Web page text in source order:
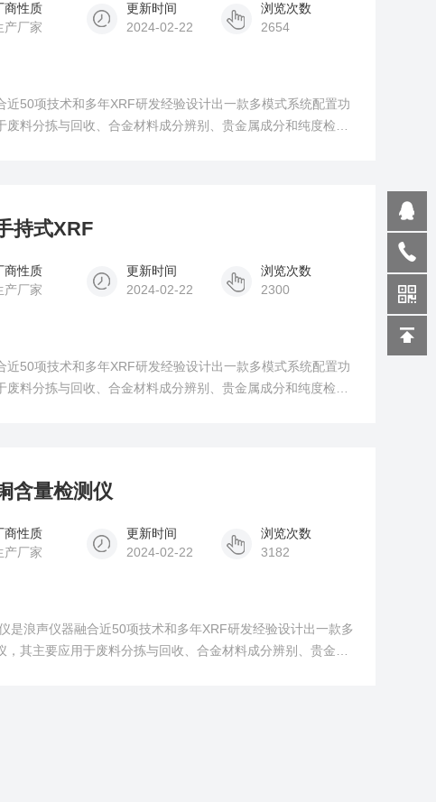
商性质
产厂家
更新时间
2024-02-22
浏览次数
2654
近50项技术和多年XRF研发经验设计出一款多模式系统配置功
废料分拣与回收、合金材料成分辨别、贵金属成分和纯度检
持式XRF
商性质
产厂家
更新时间
2024-02-22
浏览次数
2300
近50项技术和多年XRF研发经验设计出一款多模式系统配置功
废料分拣与回收、合金材料成分辨别、贵金属成分和纯度检
含量检测仪
商性质
产厂家
更新时间
2024-02-22
浏览次数
3182
是浪声仪器融合近50项技术和多年XRF研发经验设计出一款多
其主要应用于废料分拣与回收、合金材料成分辨别、贵金属